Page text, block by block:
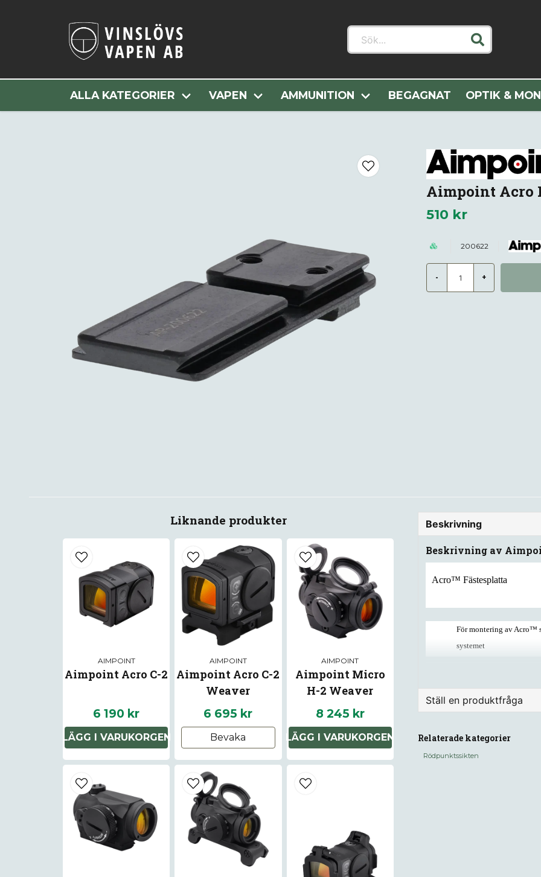
Sök...
ALLA KATEGORIER VAPEN AMMUNITION BEGAGNAT OPTIK &
Hem Alla Kategorier Optik & Montage Rödpunktssikten Aimpoint
Aimpoint Acro
510 kr
200622
- +
Liknande produkter
AIMPOINT
Aimpoint Acro C-2
6 190 kr
LÄGG I VARUKORGEN
AIMPOINT
Aimpoint Acro C-2
Weaver
6 695 kr
Bevaka
AIMPOINT
Aimpoint Micro
H-2 Weaver
8 245 kr
LÄGG I VARUKORGEN
Beskrivning
Beskrivning av
Acro™ Fästesplatta
För montering av Acro™
systemet
Installation bör utföras
MEDFÖLJER: Skruvar
Ställ en produktfråga
Fråga oss något om
Relaterade kategorier
Rödpunktssikten